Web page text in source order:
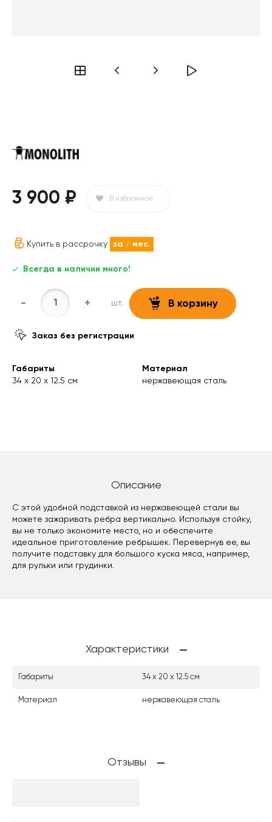
3 900 ₽ В избранное
Купить в рассрочку за / мес.
Всегда в наличии много!
- + шт. В корзину
Заказ без регистрации
Габариты
34 х 20 х 12.5 см
Материал
нержавеющая сталь
Описание
С этой удобной подставкой из нержавеющей стали вы
можете зажаривать ребра вертикально. Используя стойку,
вы не только экономите место, но и обеспечите
идеальное приготовление ребрышек. Перевернув ее, вы
получите подставку для большого куска мяса, например,
для рульки или грудинки.
Характеристики
Габариты 34 х 20 х 12.5 см
Материал нержавеющая сталь
Отзывы